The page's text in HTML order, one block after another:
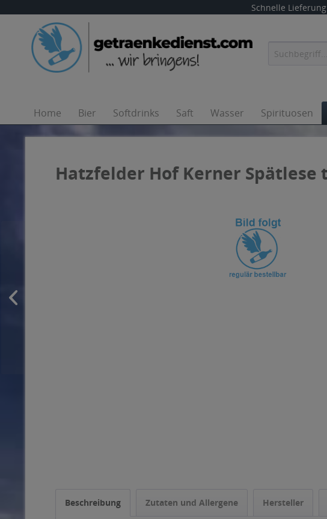
Schnelle
Home Bier Softdrinks Saft Wasser Spirituosen
Hatzfelder Hof Kerner Spätlese
Beschreibung Zutaten und Allergene Hersteller